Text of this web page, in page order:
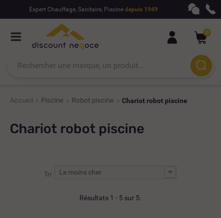
Expert Chauffage, Sanitaire, Piscine depuis 1949
0
Accueil Piscine Robot piscine Chariot robot piscine
Chariot robot piscine
Tri Le moins cher
Résultats 1 - 5 sur 5.